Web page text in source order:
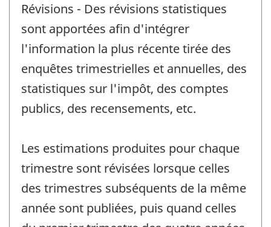
Révisions - Des révisions statistiques
sont apportées afin d'intégrer
l'information la plus récente tirée des
enquêtes trimestrielles et annuelles, des
statistiques sur l'impôt, des comptes
publics, des recensements, etc.
Les estimations produites pour chaque
trimestre sont révisées lorsque celles
des trimestres subséquents de la même
année sont publiées, puis quand celles